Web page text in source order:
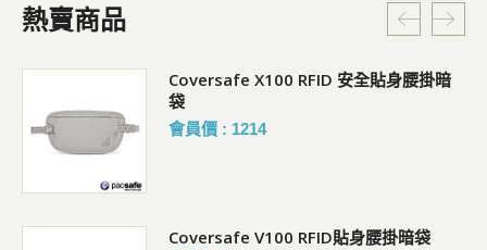
熱賣商品
Coversafe X100 RFID 安全貼身腰掛暗
袋
會員價 : 1214
Coversafe V100 RFID貼身腰掛暗袋